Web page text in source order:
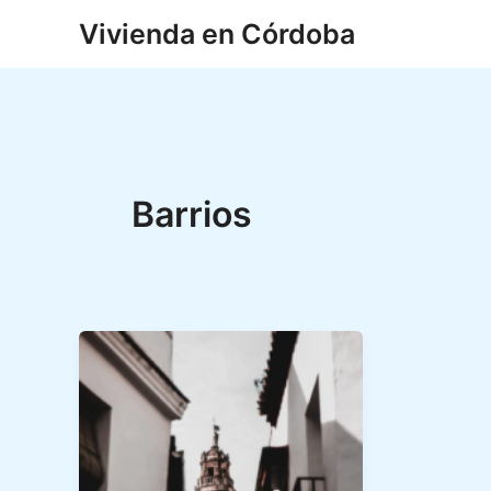
contenido
Vivienda en Córdoba
Barrios